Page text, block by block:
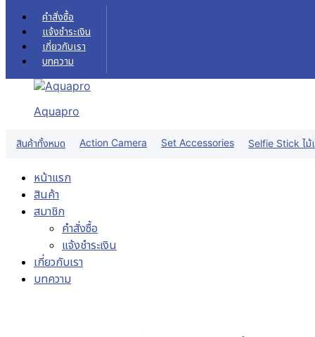
Skip to content
คำสั่งซื้อ
แจ้งชำระเงิน
เกี่ยวกับเรา
บทความ
Aquapro
สินค้าทั้งหมด Action Camera Set Accessories Selfie Stick ไม้
หน้าแรก
สินค้า
สมาชิก
คำสั่งซื้อ
แจ้งชำระเงิน
เกี่ยวกับเรา
บทความ